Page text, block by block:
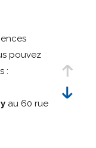
pouvez
:
au 60 rue